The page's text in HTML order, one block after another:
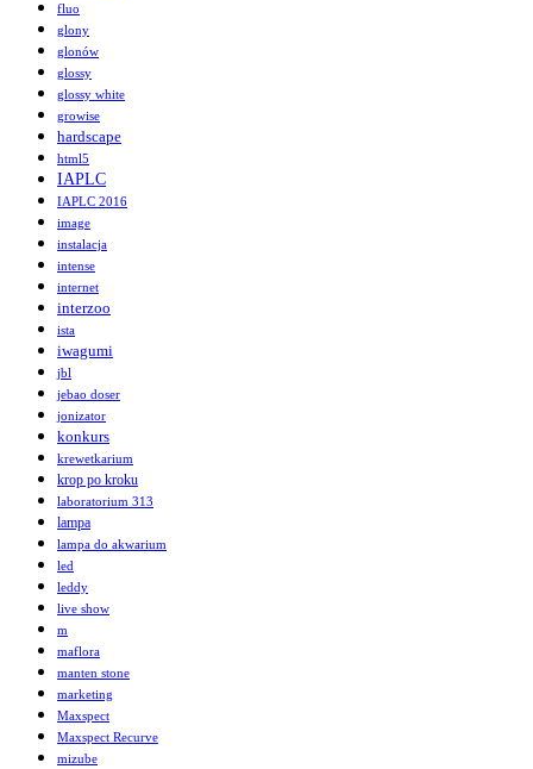
fluo
glony
glonów
glossy
glossy white
growise
hardscape
html5
IAPLC
IAPLC 2016
image
instalacja
intense
internet
interzoo
ista
iwagumi
jbl
jebao doser
jonizator
konkurs
krewetkarium
krop po kroku
laboratorium 313
lampa
lampa do akwarium
led
leddy
live show
m
maflora
manten stone
marketing
Maxspect
Maxspect Recurve
mizube